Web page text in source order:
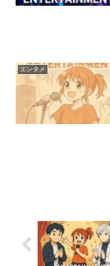
エンタメ